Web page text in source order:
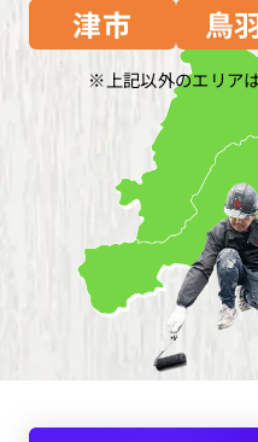
津市
鳥
上記以外のエリア